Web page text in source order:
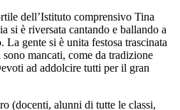
dell’Istituto comprensivo Tina
si è riversata cantando e ballando a
gente si è unita festosa trascinata
mancati, come da tradizione
ad addolcire tutti per il gran
(docenti, alunni di tutte le classi,